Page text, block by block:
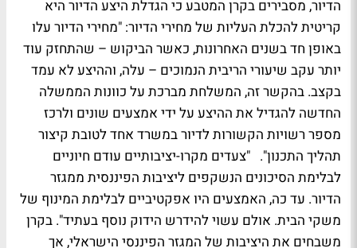
הדיור, מסבירים בקרן המטבע כי הגדלת היצע הדיור היא
קריטית להכלת העליות של מחירי הדיור: "מחירי הדיור עלו
באופן חד בשנים האחרונות, כאשר הביקוש – שהתחזק עוד
יותר עקב שיעורי הריבית הנמוכים – עלה, וההיצע לא עמד
בקצב. בהקשר זה, המשלחת מברכת על כוונות הממשלה
החדשה להגדיל את ההיצע על ידי אמצעים שונים ולרכז
מספר רשויות הקשורות לדיור במשרד אחד לטובת קיצור
תהליך התכנון". "צעדים מקרו-יציבותיים עודם חיוניים
לבלימת הסיכונים הנשקפים ליציבות הפיננסית ממגזר
הדיור. עד כה, האמצעים היו אפקטיביים לבלימת המינוף של
משקי הבית. אולם עשוי להידרש הידוק נוסף בעתיד". בקרן
משבחים את היציבות של המגזר הפיננסי הישראלי, אך